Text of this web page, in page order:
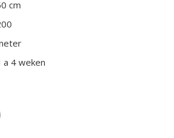
cm
a 4 weken